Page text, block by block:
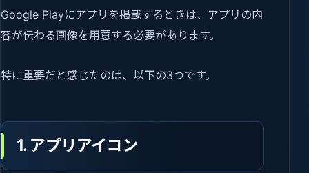
Google Playにアプリを掲載するときは、アプリの内
容が伝わる画像を用意する必要があります。
特に重要だと感じたのは、以下の3つです。
1. アプリアイコン